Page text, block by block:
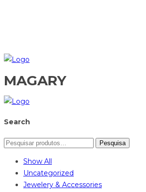
MAGARY
Search
Pesquisa
Show All
Uncategorized
Jewelery & Accessories